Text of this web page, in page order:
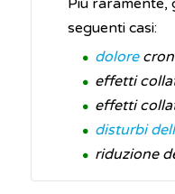
Più raramente,
seguenti casi:
dolore
effetti
effetti
disturbi
riduzione